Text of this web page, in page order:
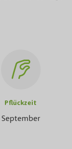
Pflückzeit
September